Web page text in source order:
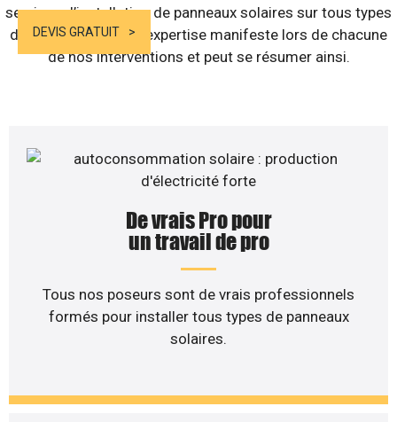
DEVIS GRATUIT
services d’installation de panneaux solaires sur tous types
de bâtiments. Notre expertise manifeste lors de chacune
de nos interventions et peut se résumer ainsi.
De vrais Pro pour
un travail de pro
Tous nos poseurs sont de vrais professionnels
formés pour installer tous types de panneaux
solaires.